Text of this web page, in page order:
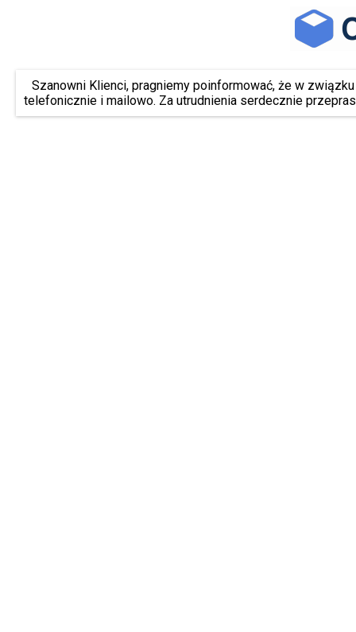
Szanowni Klienci, pragniemy poinformować, że w
telefonicznie i mailowo. Za utrudnienia serdecznie